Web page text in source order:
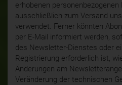
erhobenen personenbezogenen
ausschließlich zum Versand
verwendet. Ferner könnten
per E-Mail informiert werden,
des Newsletter-Dienstes oder
Registrierung erforderlich ist,
Änderungen am
Veränderung der technischen